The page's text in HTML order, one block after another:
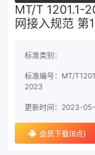
MT/T 1201.1-
网接入规范 第
标准类别：
标准编号：MT/
2023
更新时间：2023-
会员下载(8点)